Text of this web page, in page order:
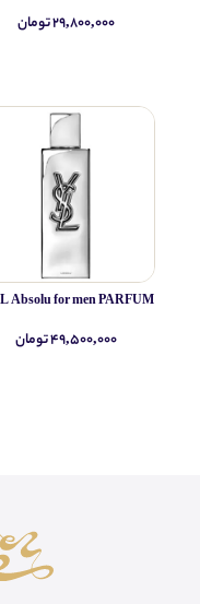
۲۹,۸۰۰,۰۰۰ تومان
۴۹,۵۰۰,۰۰۰ تومان